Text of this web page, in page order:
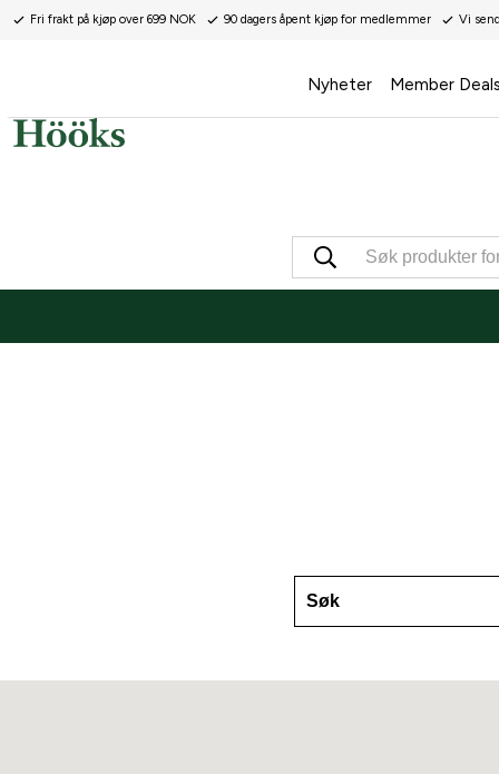
Fri frakt på kjøp over 699 NOK 90 dagers åpent kjøp for medlemmer Vi
Nyheter Member